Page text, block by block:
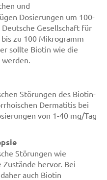
und
Dosierungen um 100-
Gesellschaft für
zu 100 Mikrogramm
sollte Biotin wie die
Störungen des Biotin-
Dermatitis bei
von 1-40 mg/Tag
Störungen wie
hervor. Bei
auch Biotin